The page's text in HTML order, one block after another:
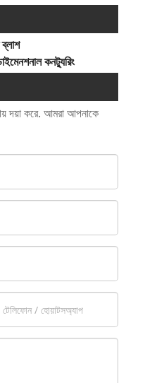
কনট্যুরিং
দয়া করে. আমরা আপনাকে